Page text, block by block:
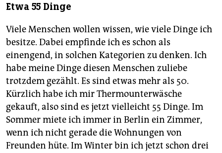
Etwa 55 Dinge
Viele Menschen wollen wissen, wie viele Dinge ich
besitze. Dabei empfinde ich es schon als
einengend, in solchen Kategorien zu denken. Ich
habe meine Dinge diesen Menschen zuliebe
trotzdem gezählt. Es sind etwas mehr als 50.
Kürzlich habe ich mir Thermounterwäsche
gekauft, also sind es jetzt vielleicht 55 Dinge. Im
Sommer miete ich immer in Berlin ein Zimmer,
wenn ich nicht gerade die Wohnungen von
Freunden hüte. Im Winter bin ich jetzt schon drei